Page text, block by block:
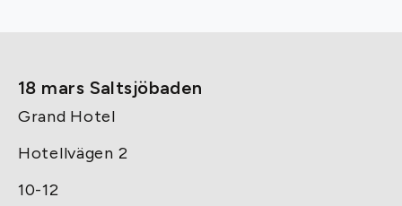
18 mars Saltsjöbaden
Grand Hotel
Hotellvägen 2
10-12